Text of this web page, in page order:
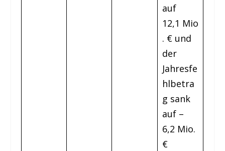
auf
12,1 Mio
. € und
der
Jahresfe
hlbetra
g sank
auf –
6,2 Mio.
€